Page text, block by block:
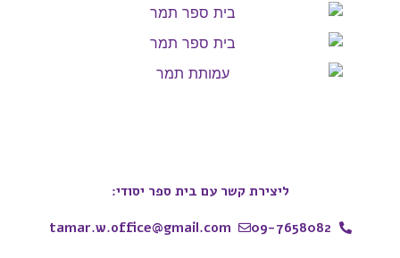
ליצירת קשר עם בית ספר יסודי:
09-7658082
tamar.w.office@gmail.com